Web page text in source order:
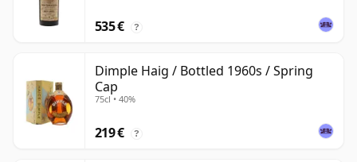
535 € ?
Dimple Haig / Bottled 1960s / Spring
Cap
75cl • 40%
219 € ?